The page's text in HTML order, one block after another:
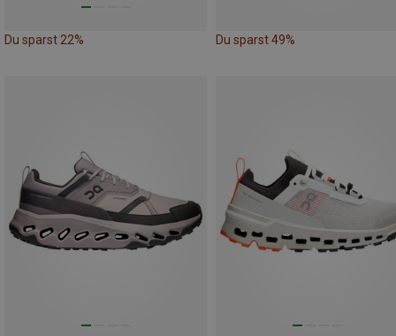
Du sparst 22% Du sparst 49%